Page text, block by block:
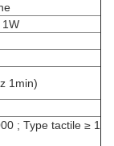
1min)
; Type tactile ≥ 1